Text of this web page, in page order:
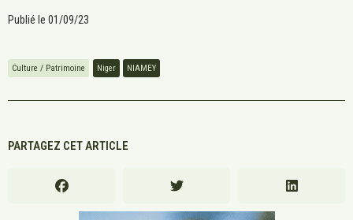
Publié le 01/09/23
Culture / Patrimoine Niger NIAMEY
PARTAGEZ CET ARTICLE